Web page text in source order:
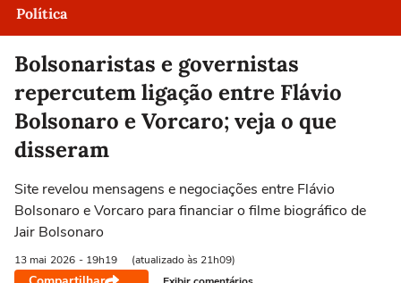
Política
Bolsonaristas e governistas
repercutem ligação entre Flávio
Bolsonaro e Vorcaro; veja o que
disseram
Site revelou mensagens e negociações entre Flávio
Bolsonaro e Vorcaro para financiar o filme biográfico de
Jair Bolsonaro
13 mai 2026 - 19h19 (atualizado às 21h09)